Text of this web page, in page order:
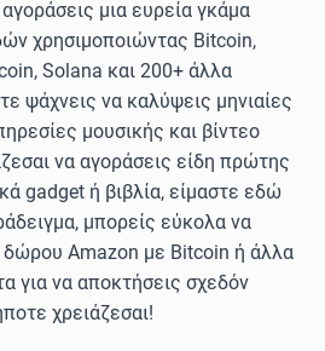
μια ευρεία γκάμα
χρησιμοποιώντας Bitcoin,
Solana και 200+ άλλα
ψάχνεις να καλύψεις μηνιαίες
μουσικής και βίντεο
να αγοράσεις είδη πρώτης
gadget ή βιβλία, είμαστε εδώ
μπορείς εύκολα να
δώρου Amazon με Bitcoin ή άλλα
για να αποκτήσεις σχεδόν
χρειάζεσαι!